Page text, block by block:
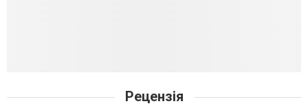
Рецензія